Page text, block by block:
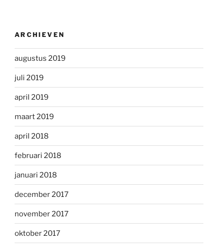
ARCHIEVEN
augustus 2019
juli 2019
april 2019
maart 2019
april 2018
februari 2018
januari 2018
december 2017
november 2017
oktober 2017